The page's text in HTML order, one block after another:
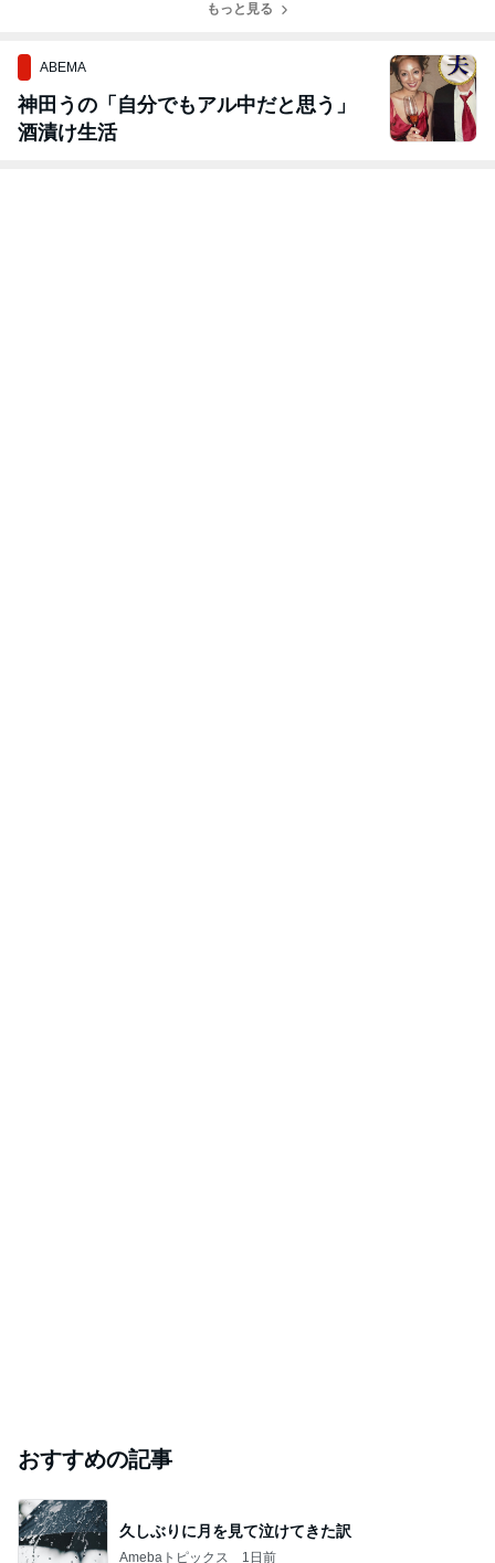
もっと見る
ABEMA
神田うの「自分でもアル中だと思う」
酒漬け生活
おすすめの記事
久しぶりに月を見て泣けてきた訳
Amebaトピックス 1日前